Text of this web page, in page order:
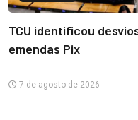
TCU identificou
emendas Pix
7 de agosto de 2026